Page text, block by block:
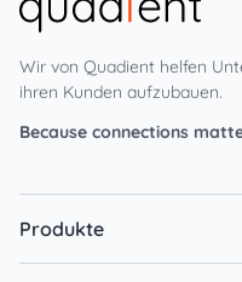
Wir von Quadient helfen
ihren Kunden aufzubauen.
Because connections
Produkte